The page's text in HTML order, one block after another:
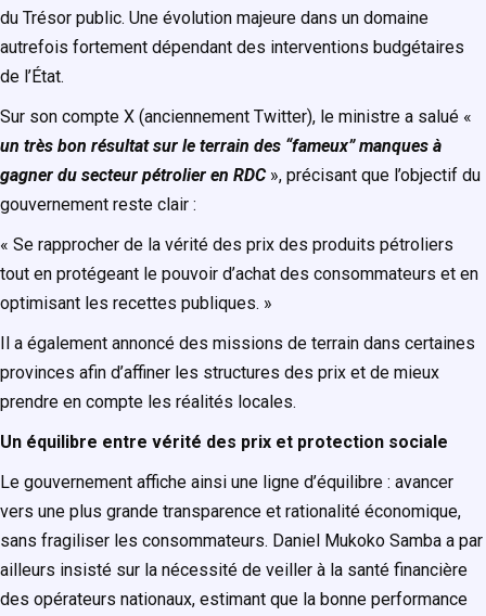
du Trésor public. Une évolution majeure dans un domaine
autrefois fortement dépendant des interventions budgétaires
de l’État.
Sur son compte X (anciennement Twitter), le ministre a salué «
un très bon résultat sur le terrain des “fameux” manques à
gagner du secteur pétrolier en RDC », précisant que l’objectif du
gouvernement reste clair :
« Se rapprocher de la vérité des prix des produits pétroliers
tout en protégeant le pouvoir d’achat des consommateurs et en
optimisant les recettes publiques. »
Il a également annoncé des missions de terrain dans certaines
provinces afin d’affiner les structures des prix et de mieux
prendre en compte les réalités locales.
Un équilibre entre vérité des prix et protection sociale
Le gouvernement affiche ainsi une ligne d’équilibre : avancer
vers une plus grande transparence et rationalité économique,
sans fragiliser les consommateurs. Daniel Mukoko Samba a par
ailleurs insisté sur la nécessité de veiller à la santé financière
des opérateurs nationaux, estimant que la bonne performance